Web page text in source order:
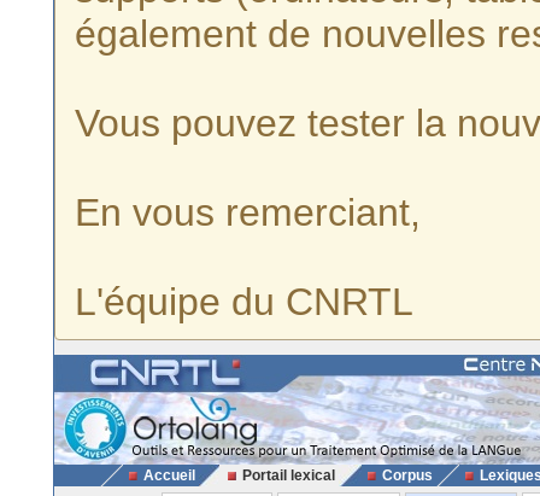
également de nouvelles
Vous pouvez tester la
En vous remerciant,
L'équipe du CNRTL
Accueil Portail lexical Corpus